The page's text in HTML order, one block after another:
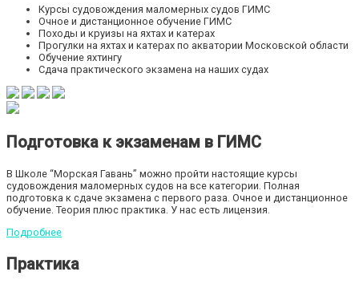
Курсы судовождения маломерных судов ГИМС
Очное и дистанционное обучение ГИМС
Походы и круизы на яхтах и катерах
Прогулки на яхтах и катерах по акватории Московской области
Обучение яхтингу
Сдача практического экзамена на наших судах
Подготовка к экзаменам в ГИМС
В Школе “Морская Гавань” можно пройти настоящие курсы
судовождения маломерных судов на все категории. Полная
подготовка к сдаче экзамена с первого раза. Очное и дистанционное
обучение. Теория плюс практика. У нас есть лицензия.
Подробнее
Практика